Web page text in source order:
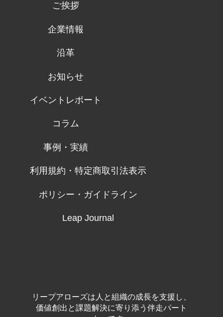
ご挨拶
企業情報
沿革
お知らせ
イベントレポート
コラム
事例・実績
利用規約・特定商取引法表示
ポリシー・ガイドライン
Leap Journal
リープアローズは人と組織の成長を支援し、
価値創出と課題解決に寄り添う伴走パート